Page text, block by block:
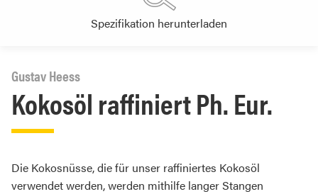
Spezifikation herunterladen
Kokosöl raffiniert Ph. Eur.
Gustav Heess
Die Kokosnüsse, die für unser raffiniertes Kokosöl
verwendet werden, werden mithilfe langer Stangen